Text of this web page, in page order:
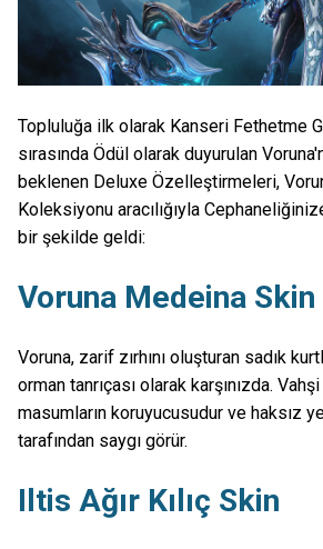
Topluluğa ilk olarak Kanseri Fethetme
sırasında Ödül olarak duyurulan
beklenen Deluxe Özelleştirmeleri,
Koleksiyonu aracılığıyla
bir şekilde geldi:
Voruna Medeina Skin
Voruna, zarif zırhını oluşturan sadık
orman tanrıçası olarak karşınızda.
masumların koruyucusudur ve haksız
tarafından saygı görür.
Iltis Ağır Kılıç Skin